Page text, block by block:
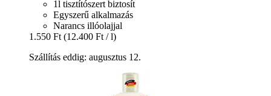
1l tisztítószert biztosít
Egyszerű alkalmazás
Narancs illóolajjal
1.550 Ft (12.400 Ft / l)
Szállítás eddig: augusztus 12.